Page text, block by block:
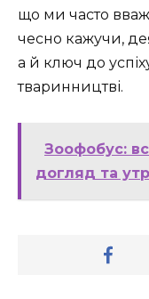
що ми часто
чесно кажучи,
а й ключ до
тваринництві.
Зоофобус:
догляд та